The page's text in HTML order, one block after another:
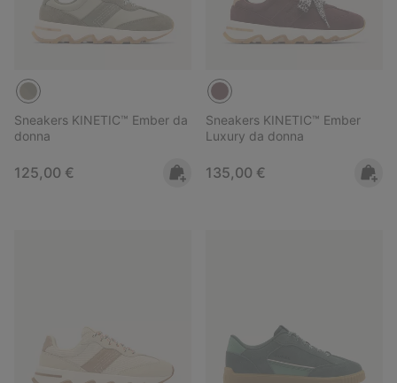
Sneakers KINETIC™ Ember da
donna
Regular price:
125,00 €
Sneakers KINETIC™ Ember
Luxury da donna
Regular price:
135,00 €